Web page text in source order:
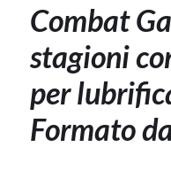
Combat
stagioni
per
Formato